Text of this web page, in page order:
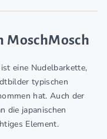
MoschMosch
ist eine Nudelbarkette,
typischen
hat. Auch der
die japanischen
Element.